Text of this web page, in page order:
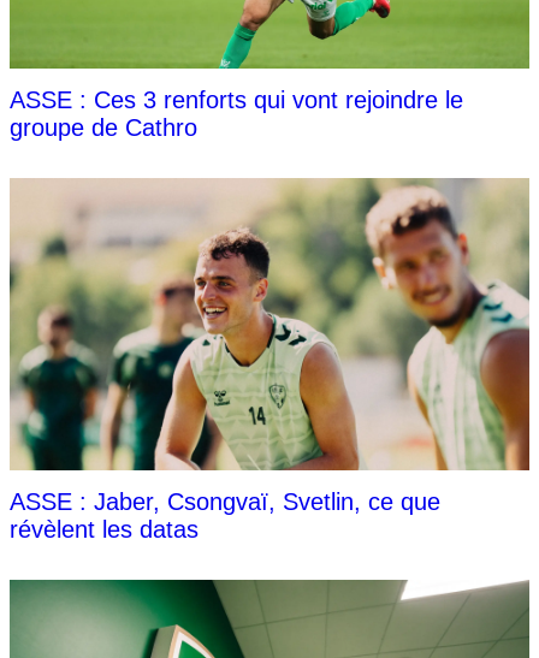
ASSE : Ces 3 renforts qui vont rejoindre le
groupe de Cathro
ASSE : Jaber, Csongvaï, Svetlin, ce que
révèlent les datas